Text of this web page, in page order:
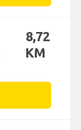
8,72
KM